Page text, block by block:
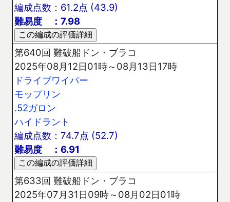
編成点数：61.2点 (43.9)
難易度 ：7.98
第640回 難破船ドン・ブラコ
2025年08月12日01時～08月13日17時
ドライブワイパー
モップリン
.52ガロン
ハイドラント
編成点数：74.7点 (52.7)
難易度 ：6.91
第633回 難破船ドン・ブラコ
2025年07月31日09時～08月02日01時